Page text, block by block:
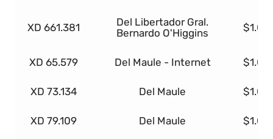
XD 661.381
Del Libertador Gral.
Bernardo O'Higgins
XD 65.579 Del Maule - Internet
XD 73.134 Del Maule
XD 79.109 Del Maule